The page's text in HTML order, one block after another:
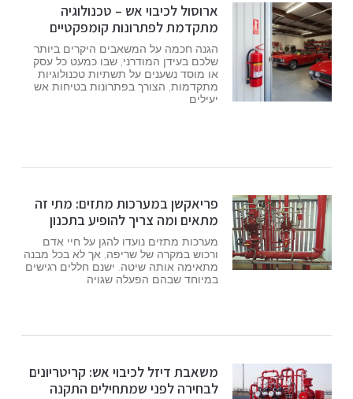
ארוסול לכיבוי אש – טכנולוגיה
מתקדמת לפתרונות קומפקטיים
הגנה חכמה על המשאבים היקרים ביותר
שלכם בעידן המודרני, שבו כמעט כל עסק
או מוסד נשענים על תשתיות טכנולוגיות
מתקדמות, הצורך בפתרונות בטיחות אש
יעילים
פריאקשן במערכות מתזים: מתי זה
מתאים ומה צריך להופיע בתכנון
מערכות מתזים נועדו להגן על חיי אדם
ורכוש במקרה של שריפה, אך לא בכל מבנה
מתאימה אותה שיטה. ישנם חללים רגישים
במיוחד שבהם הפעלה שגויה
משאבת דיזל לכיבוי אש: קריטריונים
לבחירה לפני שמתחילים התקנה